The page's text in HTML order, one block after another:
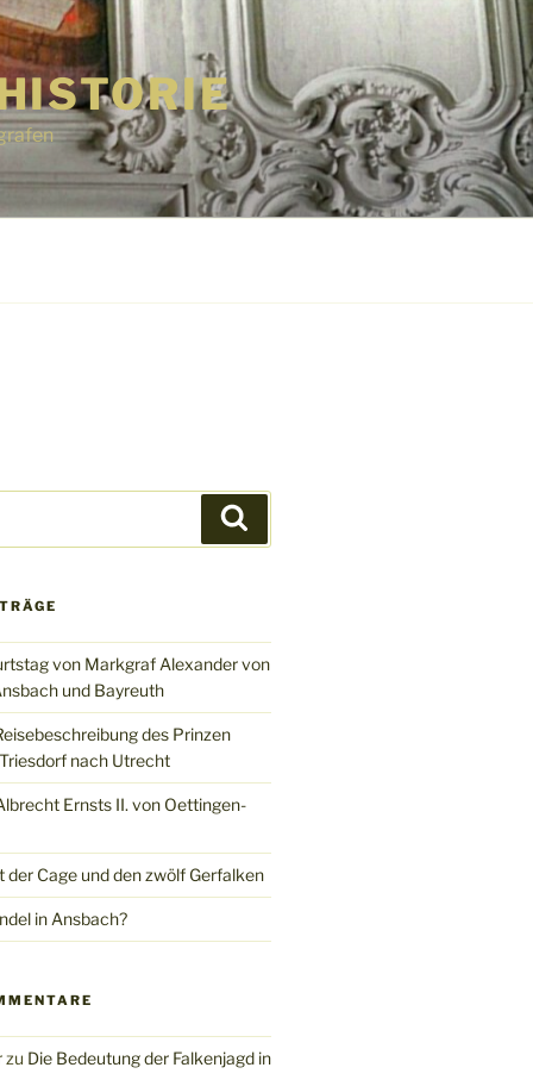
von Markgraf Alexander von
und Bayreuth
des Prinzen
nach Utrecht
Ernsts II. von Oettingen-
der Cage und den zwölf Gerfalken
in Ansbach?
zu Die Bedeutung der Falkenjagd in